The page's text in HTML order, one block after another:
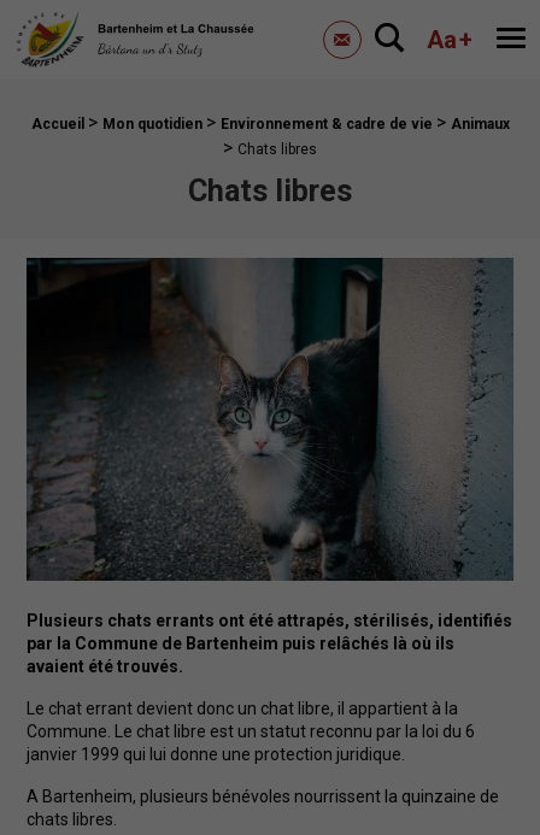
Mairie de Bartenheim
Contactez-nous
Aa+
Fil d'Ariane :
Accueil > Mon quotidien > Environnement & cadre de vie > Animaux
> Chats libres
Chats libres
Plusieurs chats errants ont été attrapés, stérilisés, identifiés
par la Commune de Bartenheim puis relâchés là où ils
avaient été trouvés.
Le chat errant devient donc un chat libre, il appartient à la
Commune. Le chat libre est un statut reconnu par la loi du 6
janvier 1999 qui lui donne une protection juridique.
A Bartenheim, plusieurs bénévoles nourrissent la quinzaine de
chats libres.